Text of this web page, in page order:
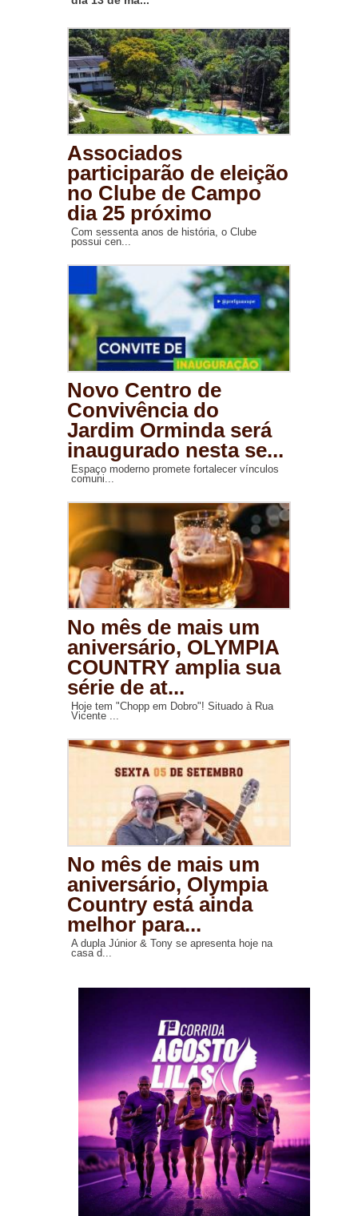
Associados
participarão de eleição
no Clube de Campo
dia 25 próximo
Com sessenta anos de história, o Clube
possui cen...
Novo Centro de
Convivência do
Jardim Orminda será
inaugurado nesta se...
Espaço moderno promete fortalecer vínculos
comuni...
No mês de mais um
aniversário, OLYMPIA
COUNTRY amplia sua
série de at...
Hoje tem "Chopp em Dobro"! Situado à Rua
Vicente ...
No mês de mais um
aniversário, Olympia
Country está ainda
melhor para...
A dupla Júnior & Tony se apresenta hoje na
casa d...